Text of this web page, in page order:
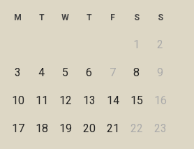
M T W T F S S
1 2
3 4 5 6 7 8 9
10 11 12 13 14 15 16
17 18 19 20 21 22 23